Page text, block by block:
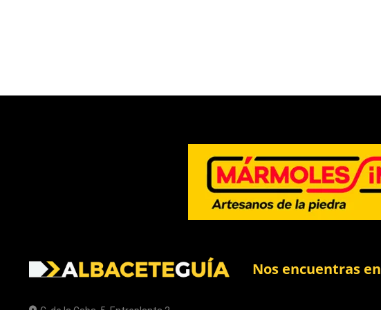
Nos encuentras en